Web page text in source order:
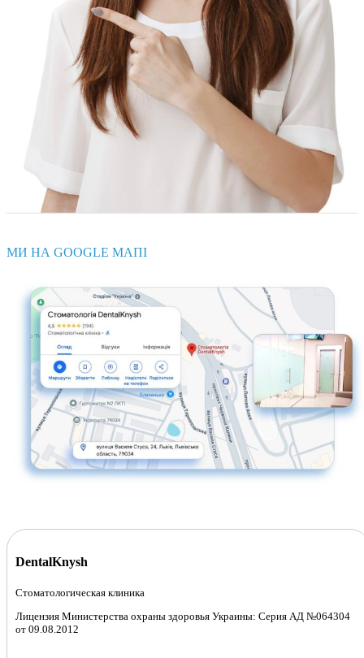
МИ НА GOOGLE МАПІ
DentalKnysh
Стоматологическая клиника
Лицензия Министерства охраны здоровья Украины: Серия АД №064304
от 09.08.2012